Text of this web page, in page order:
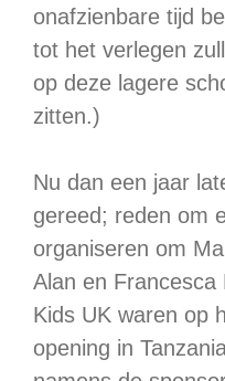
onafzienbare tijd
tot het verlegen
op deze lagere
zitten.)
Nu dan een jaar
gereed; reden om
organiseren om
Alan en Francesca
Kids UK waren op
opening in